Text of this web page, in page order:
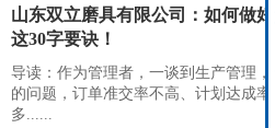
山东双立磨具有限公司：如何做
这30字要诀！
导读：作为管理者，一谈到生产管理，
的问题，订单准交率不高、计划达成率
多......